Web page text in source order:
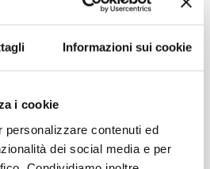
Informazioni sui cookie
i cookie
personalizzare contenuti ed
dei social media e per